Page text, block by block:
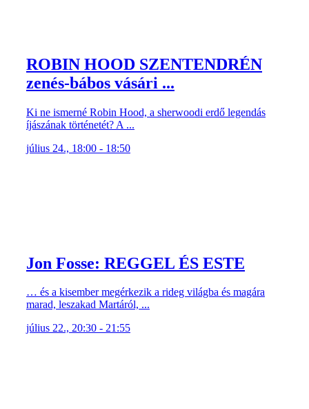
ROBIN HOOD SZENTENDRÉN
zenés-bábos vásári ...
Ki ne ismerné Robin Hood, a sherwoodi erdő legendás
íjászának történetét? A ...
július 24., 18:00 - 18:50
Jon Fosse: REGGEL ÉS ESTE
… és a kisember megérkezik a rideg világba és magára
marad, leszakad Martáról, ...
július 22., 20:30 - 21:55